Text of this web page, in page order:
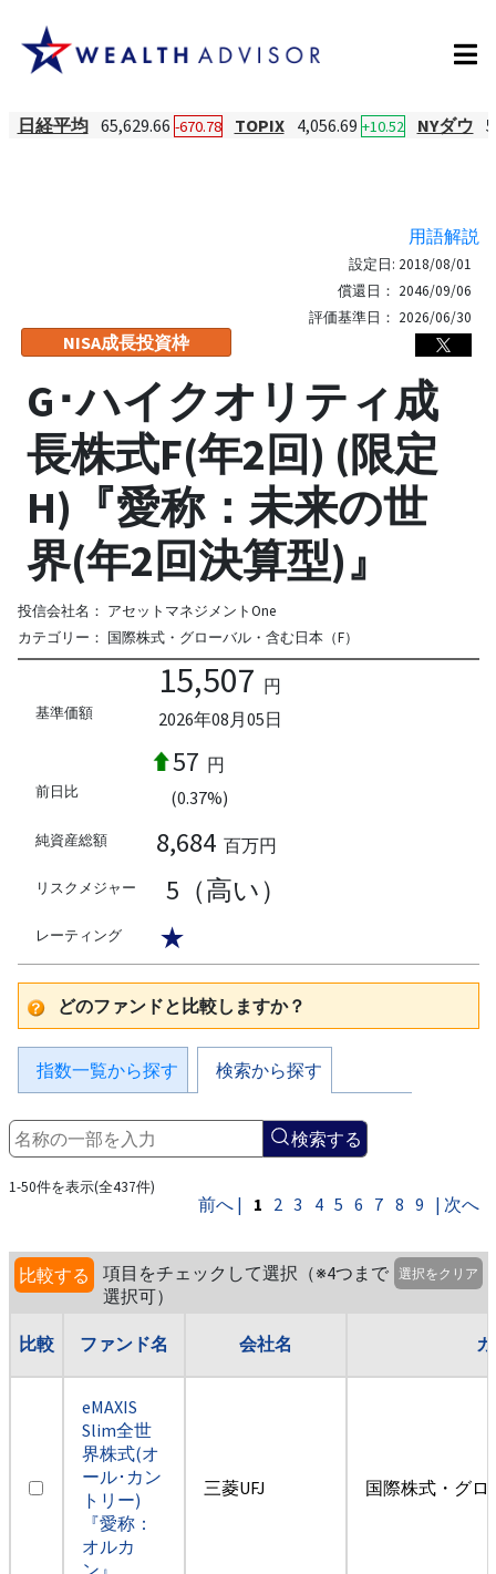
日経平均 65,629.66 -670.78 TOPIX 4,056.69 +10.52 NYダウ
用語解説
NISA成長投資枠
設定日: 2018/08/01
償還日： 2046/09/06
評価基準日： 2026/06/30
G･ハイクオリティ成
長株式F(年2回) (限定
H)『愛称：未来の世
界(年2回決算型)』
投信会社名： アセットマネジメントOne
カテゴリー： 国際株式・グローバル・含む日本（F）
基準価額
15,507 円
2026年08月05日
前日比
57 円
(0.37%)
純資産総額 8,684 百万円
リスクメジャー 5（高い）
レーティング ★
どのファンドと比較しますか？
指数一覧から探す 検索から探す
検索する
1-50件を表示(全437件)
前へ | 1 2 3 4 5 6 7 8 9 | 次へ
比較する
項目をチェックして選択（※4つまで
選択可）
選択をクリア
比較 ファンド名 会社名
eMAXIS
Slim全世
界株式(オ
ール･カン
トリー)
『愛称：
オルカ
ン』
三菱UFJ 国際株式・グロ